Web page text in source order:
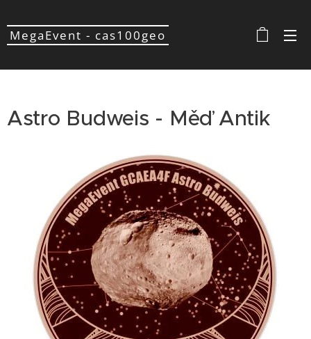
MegaEvent - cas100geo
Astro Budweis - Měď Antik